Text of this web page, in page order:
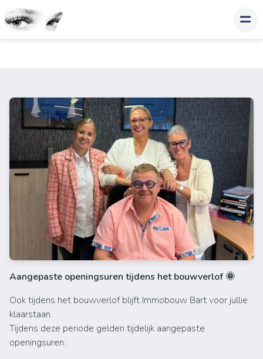
Aangepaste openingsuren tijdens het bouwverlof 🌞
Ook tijdens het bouwverlof blijft Immobouw Bart voor jullie
klaarstaan.
Tijdens deze periode gelden tijdelijk aangepaste
openingsuren: